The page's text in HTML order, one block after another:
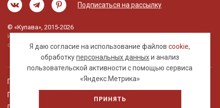
Я даю согласие на использование файловcookie,
обработкуперсональных данныхи анализ
пользовательской активности с помощью сервиса
«Яндекс.Метрика»
ПРИНЯТЬ
Подписаться на рассылку
© «Купава», 2015-2026
Информация на сайте не является публичной
офертой.
Правовая информация
Политика обработки персональных данных